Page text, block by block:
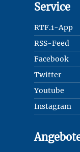
Service
RTF.1-App
RSS-Feed
Facebook
Twitter
Youtube
Instagram